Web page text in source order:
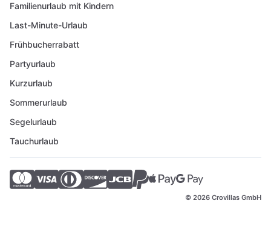
Familienurlaub mit Kindern
Last-Minute-Urlaub
Frühbucherrabatt
Partyurlaub
Kurzurlaub
Sommerurlaub
Segelurlaub
Tauchurlaub
© 2026 Crovillas GmbH